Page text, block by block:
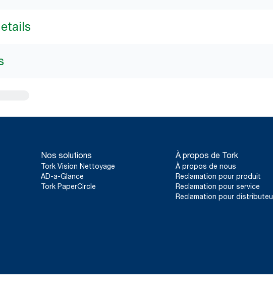
Nos solutions
Tork Vision Nettoyage
AD-a-Glance
Tork PaperCircle
À propos de Tork
À propos de nous
Reclamation pour produit
Reclamation pour service
Reclamation pour